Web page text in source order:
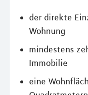
der direkte
Wohnung
mindestens
Immobilie
eine